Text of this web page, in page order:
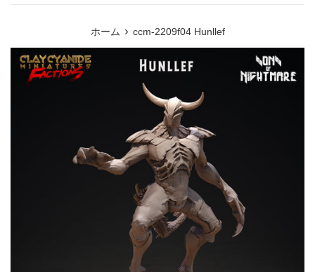
ホーム › ccm-2209f04 Hunllef